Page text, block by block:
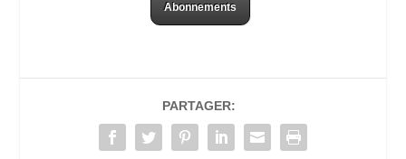
Abonnements
PARTAGER: